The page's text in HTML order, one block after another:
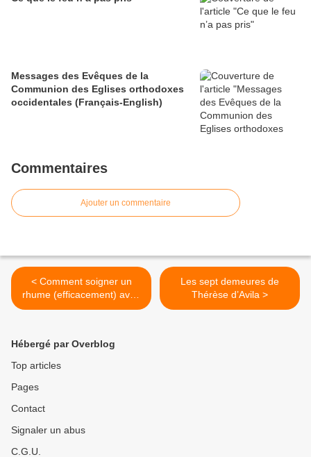
Messages des Evêques de la
Communion des Eglises orthodoxes
occidentales (Français-English)
Commentaires
Ajouter un commentaire
< Comment soigner un
rhume (efficacement) avec
sainte Hildegarde
Les sept demeures de
Thérèse d’Avila >
Hébergé par Overblog
Top articles
Pages
Contact
Signaler un abus
C.G.U.